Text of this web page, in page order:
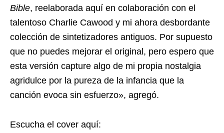
Bible, reelaborada aquí en colaboración con el
talentoso Charlie Cawood y mi ahora desbordante
colección de sintetizadores antiguos. Por supuesto
que no puedes mejorar el original, pero espero que
esta versión capture algo de mi propia nostalgia
agridulce por la pureza de la infancia que la
canción evoca sin esfuerzo», agregó.
Escucha el cover aquí: